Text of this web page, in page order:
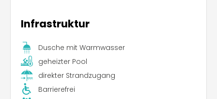
Infrastruktur
Dusche mit Warmwasser
geheizter Pool
direkter Strandzugang
Barrierefrei